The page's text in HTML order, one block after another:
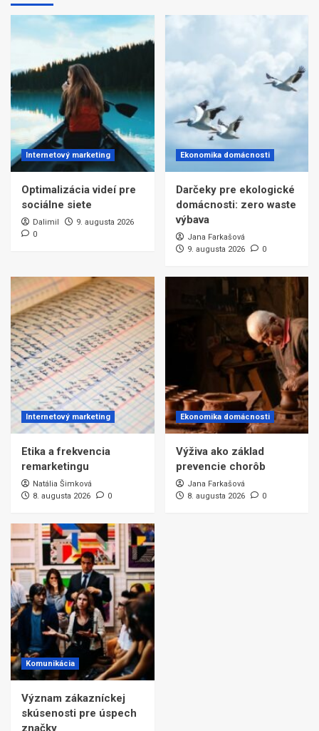
Internetový marketing
Optimalizácia videí pre
sociálne siete
Dalimil
9. augusta 2026
0
Ekonomika domácnosti
Darčeky pre ekologické
domácnosti: zero waste
výbava
Jana Farkašová
9. augusta 2026
0
Internetový marketing
Etika a frekvencia
remarketingu
Natália Šimková
8. augusta 2026
0
Ekonomika domácnosti
Výživa ako základ
prevencie chorôb
Jana Farkašová
8. augusta 2026
0
Komunikácia
Význam zákazníckej
skúsenosti pre úspech
značky